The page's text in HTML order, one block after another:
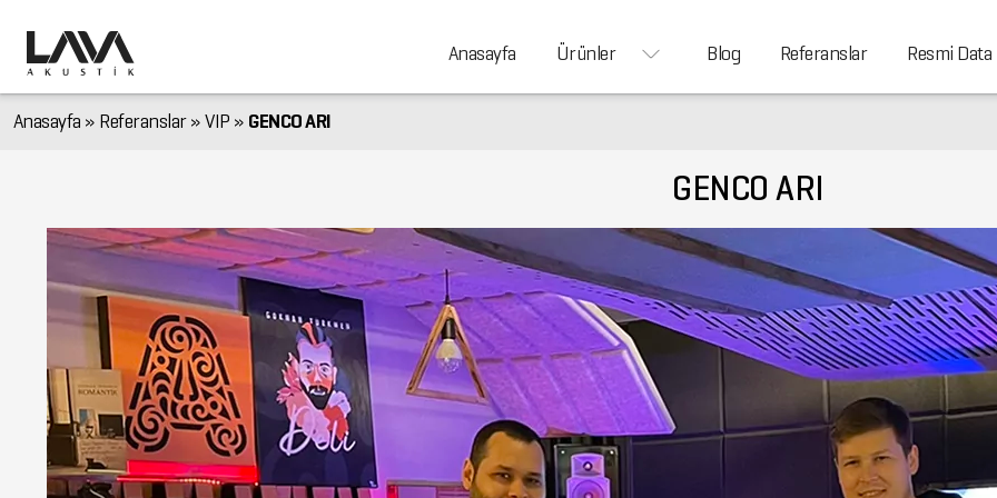
Anasayfa Ürünler Blog Referanslar Resmi Data
Anasayfa » Referanslar»VIP » GENCO ARI
GENCO ARI